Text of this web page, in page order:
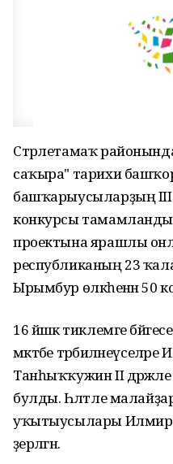
Стәрлетамаҡ
саҡыра" тарихи
башҡарыусыларҙың III
конкурсы тамамланды.
проектына ярашлы
республиканың 23
Ырымбур өлкәһенән 50
16 йәшкә тиклемге
мәктәбе
Танһыҡҡужин II
булды. Һәләтле
уҡытыусылары Илмир
әҙерләгән.